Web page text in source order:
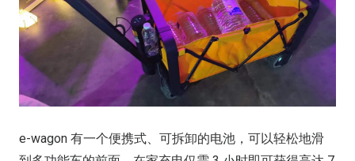
e-wagon 有一个便携式、可拆卸的电池，可以轻松地滑